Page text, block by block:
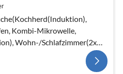
Kombi-Mikrowelle,
Wohn-/Schlafzimmer(2x